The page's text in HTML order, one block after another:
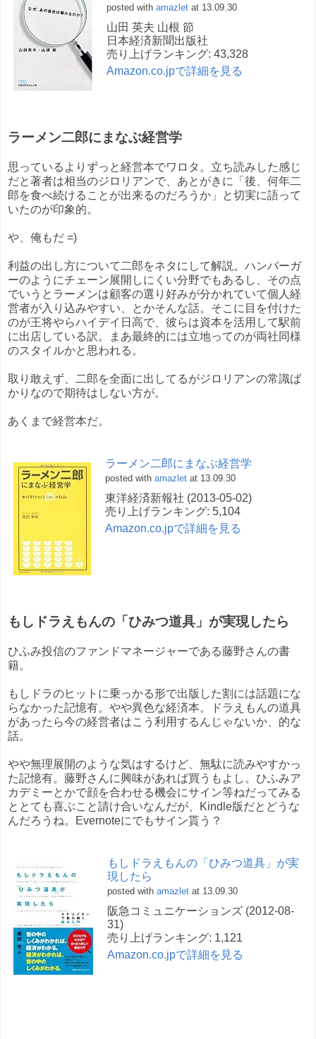
posted with amazlet at 13.09.30
山田 英夫 山根 節
日本経済新聞出版社
売り上げランキング: 43,328
Amazon.co.jpで詳細を見る
ラーメン二郎にまなぶ経営学
思っているよりずっと経営本でワロタ。立ち読みした感じ
だと著者は相当のジロリアンで、あとがきに「後、何年二
郎を食べ続けることが出来るのだろうか」と切実に語って
いたのが印象的。
や、俺もだ =)
利益の出し方について二郎をネタにして解説。ハンバーガ
ーのようにチェーン展開しにくい分野でもあるし、その点
でいうとラーメンは顧客の選り好みが分かれていて個人経
営者が入り込みやすい、とかそんな話。そこに目を付けた
のが王将やらハイデイ日高で、彼らは資本を活用して駅前
に出店している訳。まあ最終的には立地ってのが両社同様
のスタイルかと思われる。
取り敢えず、二郎を全面に出してるがジロリアンの常識ば
かりなので期待はしない方が。
あくまで経営本だ。
ラーメン二郎にまなぶ経営学
posted with amazlet at 13.09.30
東洋経済新報社 (2013-05-02)
売り上げランキング: 5,104
Amazon.co.jpで詳細を見る
もしドラえもんの「ひみつ道具」が実現したら
ひふみ投信のファンドマネージャーである藤野さんの書
籍。
もしドラのヒットに乗っかる形で出版した割には話題にな
らなかった記憶有。やや異色な経済本。ドラえもんの道具
があったら今の経営者はこう利用するんじゃないか、的な
話。
やや無理展開のような気はするけど、無駄に読みやすかっ
た記憶有。藤野さんに興味があれば買うもよし。ひふみア
カデミーとかで顔を合わせる機会にサイン等ねだってみる
ととても喜ぶこと請け合いなんだが、Kindle版だとどうな
んだろうね。Evernoteにでもサイン貰う？
もしドラえもんの「ひみつ道具」が実
現したら
posted with amazlet at 13.09.30
阪急コミュニケーションズ (2012-08-
31)
売り上げランキング: 1,121
Amazon.co.jpで詳細を見る